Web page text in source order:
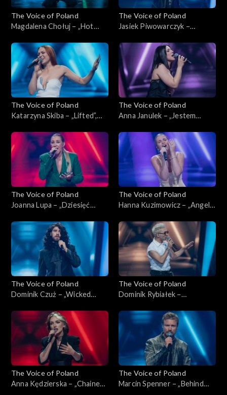
The Voice of Poland
Magdalena Chołuj – „Hot
Poland”, Nokaut, 1 listopada
2025
The Voice of Poland
Jasiek Piwowarczyk –
of Poland”, Nokaut, 1
listopada 2025
The Voice of Poland
Katarzyna Skiba – „Lifted”,
Nokaut, 1 listopada 2025
The Voice of Poland
Anna Janulek – „Jestem
Poland”, Nokaut, 1 listopada
2025
The Voice of Poland
Joanna Lupa – „Dziesięć
Poland”, Nokaut, 1 listopada
2025
The Voice of Poland
Hanna Kuzimowicz – „Angel”,
Nokaut, 1 listopada 2025
The Voice of Poland
Dominik Czuż – „Wicked
Nokaut, 1 listopada 2025
The Voice of Poland
Dominik Rybiałek –
Poland”, Nokaut, 1 listopada
2025
The Voice of Poland
Anna Kędzierska – „Chained
The Voice of Poland
Marcin Spenner – „Behind